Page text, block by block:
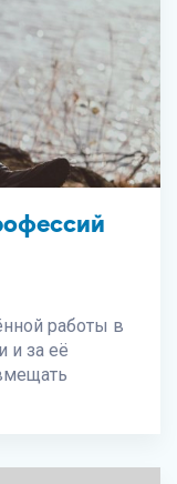
работы в
и за её